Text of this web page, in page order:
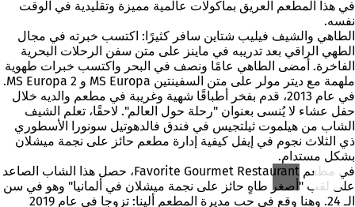
في هذا المطعم العريق بمأكولات عالمية مميزة وتقليدية في الوقت
نفسه.
الطاهي والشيف فيليب شتاين سافر كثيرًا: اكتسب خبرته في مجال
الطهي الراقي بعد تدريبه في ماينز على متن سفن الرحلات البحرية
الفاخرة. أمضى الطاهي عامًا ونصف في البحر واكتسب خبرات طهوية
ملهمة مع ديتر مولر على متن السفينتين MS Europa و MS Europa 2.
في عام 2013، قدم بفخر أطباقًا شهية وغريبة في مطعم والديه خلال
حفل عشاء لا يُنسى بعنوان "رحلة حول العالم". لاحقًا، تعلم الشيف
الشاب من هيلموت ثيلتجيس في فندق فالدهوتيل سونورا الأسطوري
ذي الثلاث نجوم في إيفل كيفية إدارة مطعم حائز على نجمة ميشلان
بشكل مستدام.
في مطعم Favorite Gourmet Restaurant، حصل هذا الشاب الصاعد
على لقب "أصغر طاهٍ حائز على نجمة ميشلان في ألمانيا" وهو في سن
الـ 24. وهنا وقع في حب مديرة المطعم ألينا: تزوجا في عام 2019